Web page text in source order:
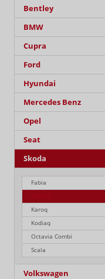
Bentley
BMW
Cupra
Ford
Hyundai
Mercedes Benz
Opel
Seat
Skoda
Fabia
Karoq
Kodiaq
Octavia Combi
Scala
Volkswagen